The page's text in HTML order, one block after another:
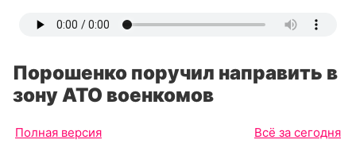
Порошенко поручил направить в
зону АТО военкомов
Полная версия Всё за сегодня